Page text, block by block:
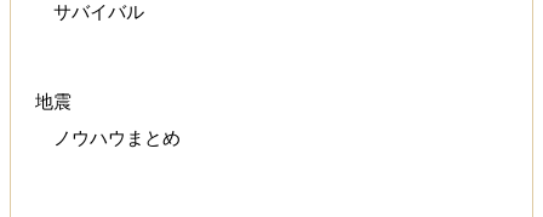
サバイバル
地震
ノウハウまとめ